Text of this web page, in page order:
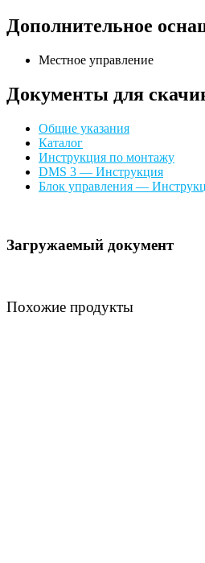
Дополнительное
Местное управление
Документы для
Общие указания
Каталог
Инструкция по монтажу
DMS 3 — Инструкция
Блок управления —
Загружаемый документ
Похожие продукты